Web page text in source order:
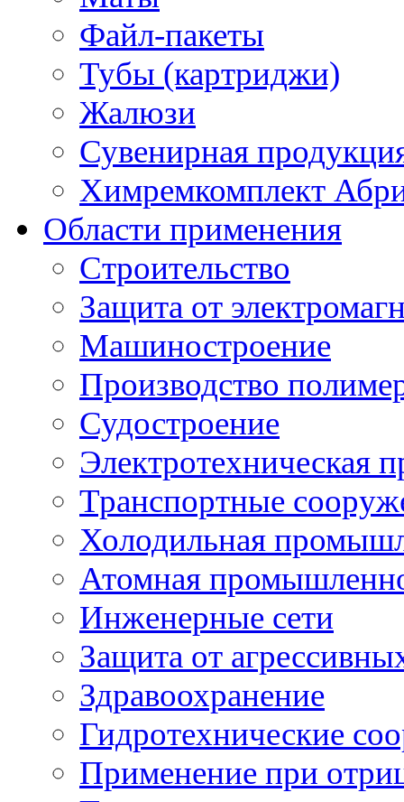
Файл-пакеты
Тубы (картриджи)
Жалюзи
Сувенирная
Химремкомплект
Области применения
Строительство
Защита от
Машиностроение
Производство
Судостроение
Электротехническая
Транспортные
Холодильная
Атомная
Инженерные сети
Защита от
Здравоохранение
Гидротехнические
Применение при